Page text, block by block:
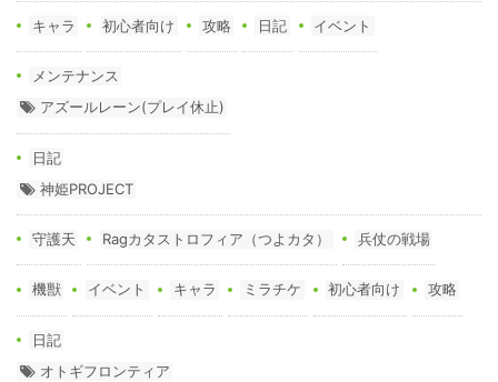
キャラ 初心者向け 攻略 日記 イベント
メンテナンス
アズールレーン(プレイ休止)
日記
神姫PROJECT
守護天 Ragカタストロフィア（つよカタ） 兵仗の戦場
機獣 イベント キャラ ミラチケ 初心者向け 攻略
日記
オトギフロンティア